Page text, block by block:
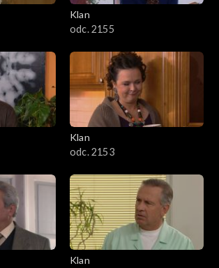
Klan
odc. 2155
Klan
odc. 2153
Klan